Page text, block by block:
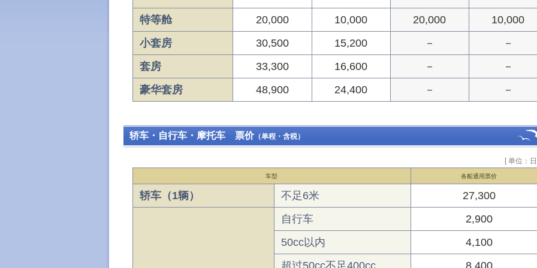
特等舱
20,000 10,000 20,000
10,000
小套房
30,500 15,200 －
－
套房
33,300 16,600 －
－
豪华套房
48,900 24,400 － －
轿车・自行车・摩托车 票价（单程・含税）
[ 单位：
车型 各船通用票价
轿车（1辆） 不足6米
27,300
自行车
2,900
50cc以内
4,100
超过50cc不足400cc
8,400